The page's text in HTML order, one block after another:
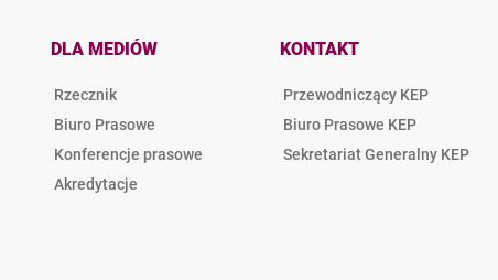
DLA MEDIÓW
Rzecznik
Biuro Prasowe
Konferencje prasowe
Akredytacje
KONTAKT
Przewodniczący KEP
Biuro Prasowe KEP
Sekretariat Generalny KEP